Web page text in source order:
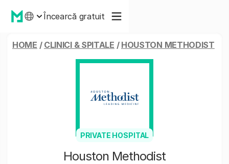
Încearcă gratuit
HOME / CLINICI & SPITALE / HOUSTON METHODIST
PRIVATE HOSPITAL
Houston Methodist